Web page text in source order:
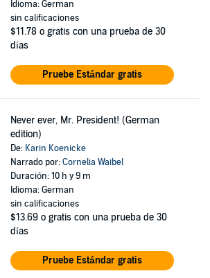
Idioma: German
sin calificaciones
$11.78 o gratis con una prueba de 30
días
Pruebe Estándar gratis
Never ever, Mr. President! (German
edition)
De: Karin Koenicke
Narrado por:Cornelia Waibel
Duración: 10 h y 9 m
Idioma: German
sin calificaciones
$13.69 o gratis con una prueba de 30
días
Pruebe Estándar gratis